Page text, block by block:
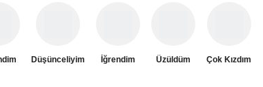
Düşünceliyim İğrendim Üzüldüm Çok Kızdım